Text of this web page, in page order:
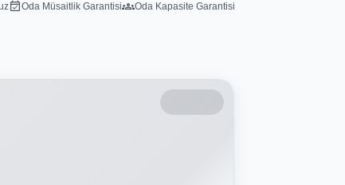
Oda Müsaitlik Garantisi Oda Kapasite Garantisi